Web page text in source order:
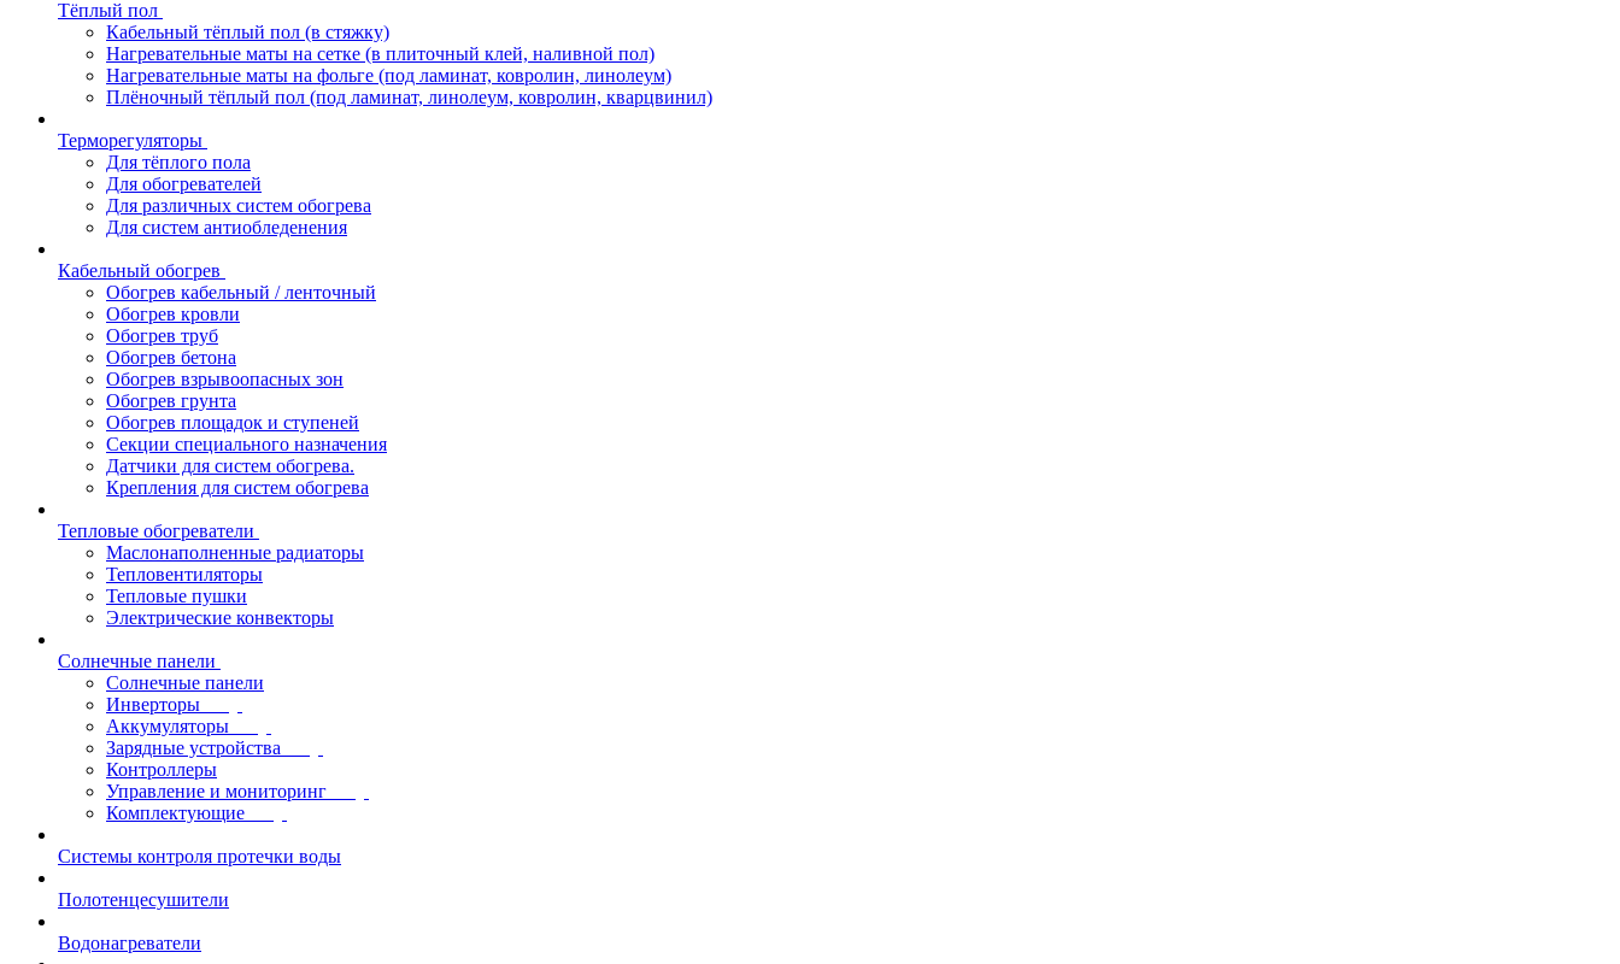
Тёплый пол
Кабельный тёплый пол (в стяжку)
Нагревательные маты на сетке (в плиточный клей, наливной пол)
Нагревательные маты на фольге (под ламинат, ковролин, линолеум)
Плёночный тёплый пол (под ламинат, линолеум, ковролин, кварцвинил)
Терморегуляторы
Для тёплого пола
Для обогревателей
Для различных систем обогрева
Для систем антиобледенения
Кабельный обогрев
Обогрев кабельный / ленточный
Обогрев кровли
Обогрев труб
Обогрев бетона
Обогрев взрывоопасных зон
Обогрев грунта
Обогрев площадок и ступеней
Секции специального назначения
Датчики для систем обогрева.
Крепления для систем обогрева
Тепловые обогреватели
Маслонаполненные радиаторы
Тепловентиляторы
Тепловые пушки
Электрические конвекторы
Солнечные панели
Солнечные панели
Инверторы
Аккумуляторы
Зарядные устройства
Контроллеры
Управление и мониторинг
Комплектующие
Системы контроля протечки воды
Полотенцесушители
Водонагреватели